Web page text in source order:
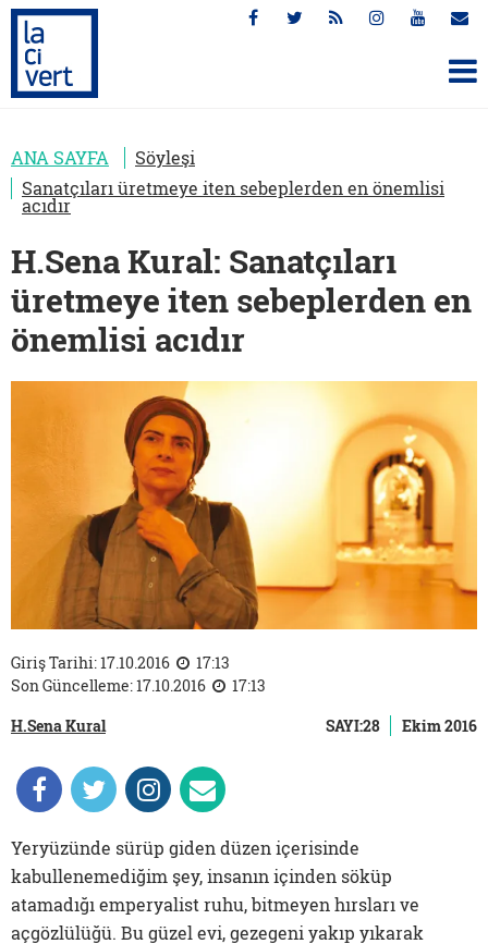
ANA SAYFA
Söyleşi
Sanatçıları üretmeye iten sebeplerden en önemlisi
acıdır
H.Sena Kural: Sanatçıları
üretmeye iten sebeplerden en
önemlisi acıdır
Giriş Tarihi: 17.10.2016
17:13
Son Güncelleme: 17.10.2016
17:13
H.Sena Kural
SAYI:28 Ekim 2016
Yeryüzünde sürüp giden düzen içerisinde
kabullenemediğim şey, insanın içinden söküp
atamadığı emperyalist ruhu, bitmeyen hırsları ve
açgözlülüğü. Bu güzel evi, gezegeni yakıp yıkarak